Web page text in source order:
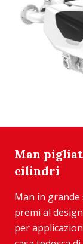
Man
cilindri
Man in grande
premi al
per